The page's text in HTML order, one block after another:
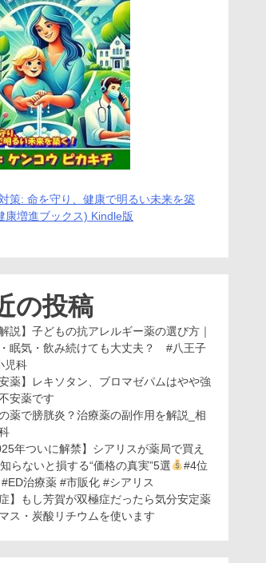
策: 命を守り、健康で明るい未来を築
康増進ブックス) Kindle版
の投稿
解説】子どもの抗アレルギー薬の選び方｜
眠気・飲み続けても大丈夫？ #八王子
科
安薬】レキソタン、ブロマゼパムはやや強
安薬です
薬で膀胱炎？治療薬の副作用を解説_相
年ついに解禁】シアリスが薬局で買え
知らないと損する“価格の真実”5選
#4位
治療薬 #市販化 #シアリス
症】もし芳賀が双極症だったら気分安定薬
ス・炭酸リチウムを使います